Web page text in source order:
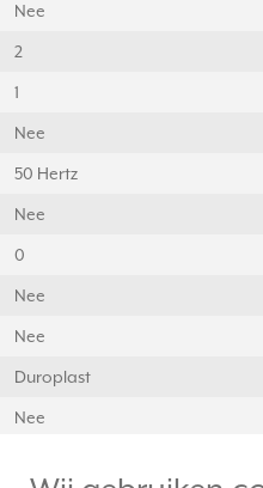
Nee
2
1
Nee
50 Hertz
Nee
0
Nee
Nee
Duroplast
Nee